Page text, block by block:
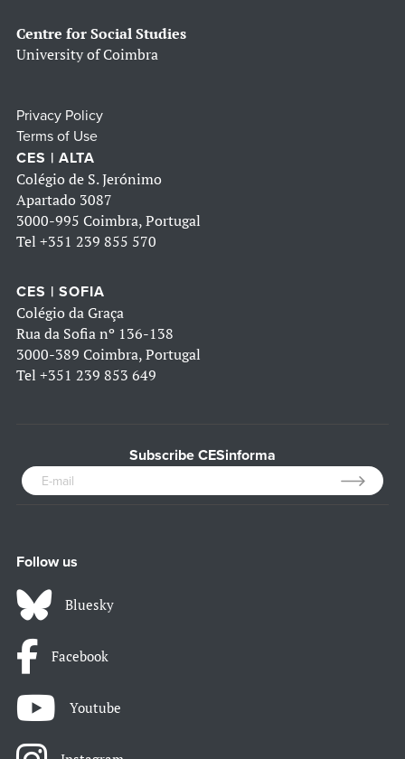
Centre for Social Studies
University of Coimbra
Privacy Policy
Terms of Use
CES | ALTA
Colégio de S. Jerónimo
Apartado 3087
3000-995 Coimbra, Portugal
Tel +351 239 855 570
CES | SOFIA
Colégio da Graça
Rua da Sofia nº 136-138
3000-389 Coimbra, Portugal
Tel +351 239 853 649
Subscribe CESinforma
Follow us
Bluesky
Facebook
Youtube